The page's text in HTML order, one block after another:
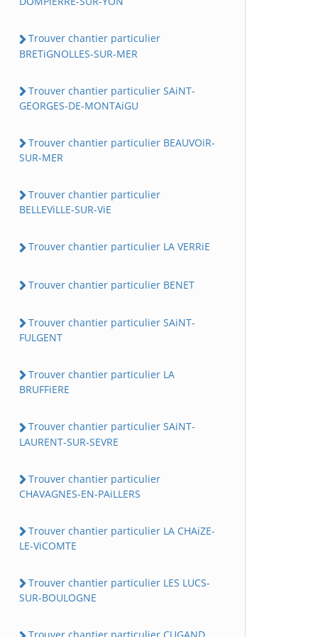
Trouver chantier particulier
BRETiGNOLLES-SUR-MER
Trouver chantier particulier SAiNT-
GEORGES-DE-MONTAiGU
Trouver chantier particulier BEAUVOiR-
SUR-MER
Trouver chantier particulier
BELLEViLLE-SUR-ViE
Trouver chantier particulier LA VERRiE
Trouver chantier particulier BENET
Trouver chantier particulier SAiNT-
FULGENT
Trouver chantier particulier LA
BRUFFiERE
Trouver chantier particulier SAiNT-
LAURENT-SUR-SEVRE
Trouver chantier particulier
CHAVAGNES-EN-PAiLLERS
Trouver chantier particulier LA CHAiZE-
LE-ViCOMTE
Trouver chantier particulier LES LUCS-
SUR-BOULOGNE